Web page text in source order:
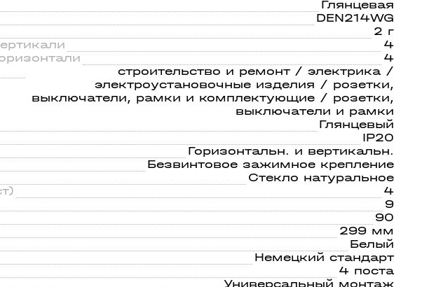
светом21
Глянцевая
DEN214WG
2 г
4
4
строительство и ремонт / электрика /
электроустановочные изделия / розетки,
выключатели, рамки и комплектующие / розетки,
выключатели и рамки
Глянцевый
IP20
Горизонтальн. и вертикальн.
Безвинтовое зажимное крепление
Стекло натуральное
4
9
90
299 мм
Белый
Немецкий стандарт
4 поста
Универсальный монтаж